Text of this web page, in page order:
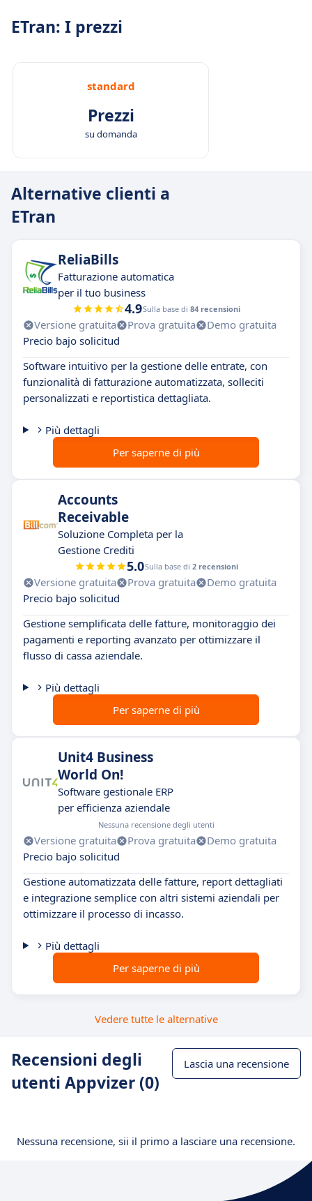
ETran: I prezzi
standard
Prezzi
su domanda
Alternative clienti a
ETran
ReliaBills
Fatturazione automatica
per il tuo business
4.9Sulla base di 84 recensioni
Versione gratuita Prova gratuita
Demo gratuita
Precio bajo solicitud
Software intuitivo per la gestione delle entrate, con
funzionalità di fatturazione automatizzata, solleciti
personalizzati e reportistica dettagliata.
Più dettagli
Per saperne di più
Accounts
Receivable
Soluzione Completa per la
Gestione Crediti
5.0Sulla base di 2 recensioni
Versione gratuita Prova gratuita
Demo gratuita
Precio bajo solicitud
Gestione semplificata delle fatture, monitoraggio dei
pagamenti e reporting avanzato per ottimizzare il
flusso di cassa aziendale.
Più dettagli
Per saperne di più
Unit4 Business
World On!
Software gestionale ERP
per efficienza aziendale
Nessuna recensione degli utenti
Versione gratuita Prova gratuita
Demo gratuita
Precio bajo solicitud
Gestione automatizzata delle fatture, report dettagliati
e integrazione semplice con altri sistemi aziendali per
ottimizzare il processo di incasso.
Più dettagli
Per saperne di più
Vedere tutte le alternative
Recensioni degli
utenti Appvizer (0)
Lascia una recensione
Nessuna recensione, sii il primo a lasciare una recensione.